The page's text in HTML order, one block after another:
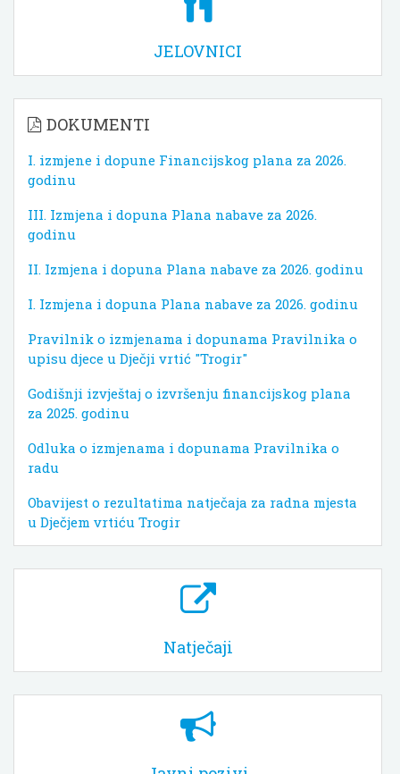
JELOVNICI
DOKUMENTI
I. izmjene i dopune Financijskog plana za 2026.
godinu
III. Izmjena i dopuna Plana nabave za 2026.
godinu
II. Izmjena i dopuna Plana nabave za 2026. godinu
I. Izmjena i dopuna Plana nabave za 2026. godinu
Pravilnik o izmjenama i dopunama Pravilnika o
upisu djece u Dječji vrtić "Trogir"
Godišnji izvještaj o izvršenju financijskog plana
za 2025. godinu
Odluka o izmjenama i dopunama Pravilnika o
radu
Obavijest o rezultatima natječaja za radna mjesta
u Dječjem vrtiću Trogir
Natječaji